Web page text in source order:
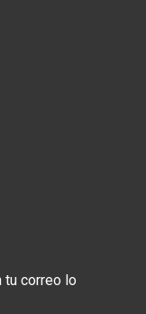
tu correo lo